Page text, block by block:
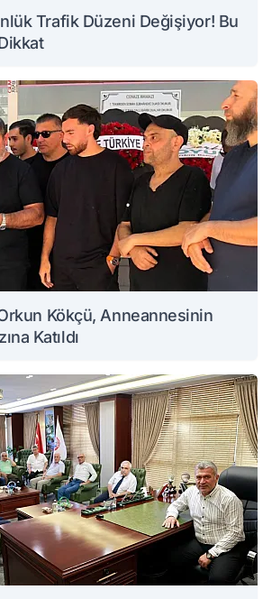
Trafik Düzeni Değişiyor! Bu
Kökçü, Anneannesinin
Katıldı